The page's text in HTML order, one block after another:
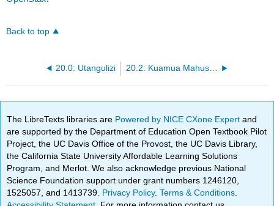
Back to top
20.0: Utangulizi
The LibreTexts libraries are Powered by NICE CXone Expertand
are supported by the Department of Education Open Textbook Pilot
Project, the UC Davis Office of the Provost, the UC Davis Library,
the California State University Affordable Learning Solutions
Program, and Merlot. We also acknowledge previous National
Science Foundation support under grant numbers 1246120,
1525057, and 1413739. Privacy Policy.Terms & Conditions